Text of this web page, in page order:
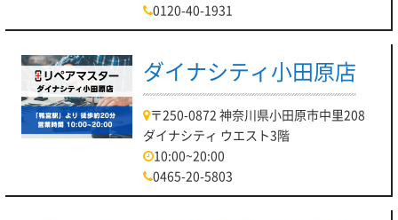
0120-40-1931
ダイナシティ小田原店
〒250-0872 神奈川県小田原市中里208
ダイナシティ ウエスト3階
10:00~20:00
0465-20-5803